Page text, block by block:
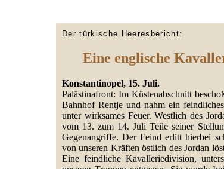
Der türkische Heeresbericht:
Eine englische
Konstantinopel, 15. Juli.
Palästinafront: Im Küstenabschnitt
Bahnhof Rentje und nahm ein
unter wirksames Feuer. Westlich des
vom 13. zum 14. Juli Teile seiner
Gegenangriffe. Der Feind erlitt hierbei
von unseren Kräften östlich des Jordan
Eine feindliche Kavalleriedivision,